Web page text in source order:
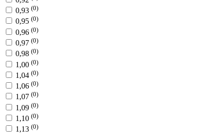
0,93 (0)
0,95 (0)
0,96 (0)
0,97 (0)
0,98 (0)
1,00 (0)
1,04 (0)
1,06 (0)
1,07 (0)
1,09 (0)
1,10 (0)
1,13 (0)